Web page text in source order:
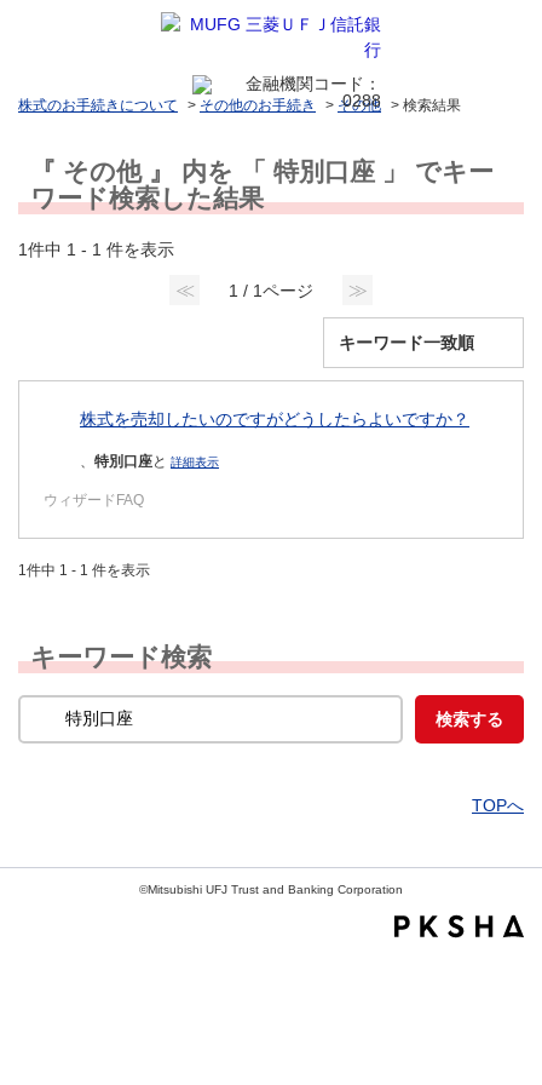
株式のお手続きについて > その他のお手続き > その他 > 検索結果
『 その他 』 内を 「 特別口座 」 でキー
ワード検索した結果
1件中 1 - 1 件を表示
≪ 1 / 1ページ ≫
株式を売却したいのですがどうしたらよいですか？
、 特別口座と 詳細表示
ウィザードFAQ
1件中 1 - 1 件を表示
キーワード検索
TOPへ
©Mitsubishi UFJ Trust and Banking Corporation